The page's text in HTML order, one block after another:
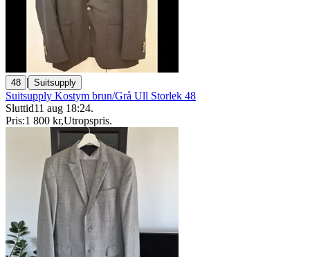
48 | Suitsupply
Suitsupply Kostym brun/Grå Ull Storlek 48
Sluttid11 aug 18:24.
Pris:1 800 kr,Utropspris.